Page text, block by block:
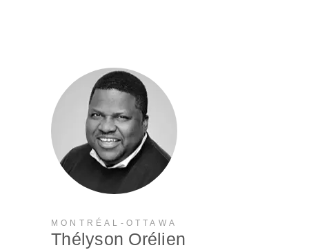
MONTRÉAL-OTTAWA
Thélyson Orélien